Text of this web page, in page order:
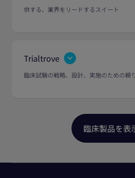
供する、業界をリードするスイート
Trialtrove
臨床試験の戦略、設計、実施のための頼